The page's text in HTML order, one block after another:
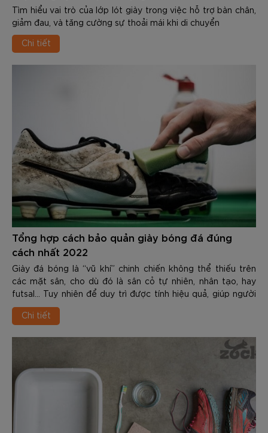
Tìm hiểu vai trò của lớp lót giày trong việc hỗ trợ bàn chân,
giảm đau, và tăng cường sự thoải mái khi di chuyển
Chi tiết
Tổng hợp cách bảo quản giày bóng đá đúng
cách nhất 2022
Giày đá bóng là “vũ khí” chinh chiến không thể thiếu trên
các mặt sân, cho dù đó là sân cỏ tự nhiên, nhân tạo, hay
futsal… Tuy nhiên để duy trì được tính hiệu quả, giúp người
chơi thể hiện được hết ph...
Chi tiết